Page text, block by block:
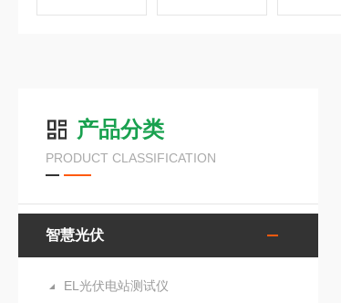
产品分类
PRODUCT CLASSIFICATION
智慧光伏
EL光伏电站测试仪